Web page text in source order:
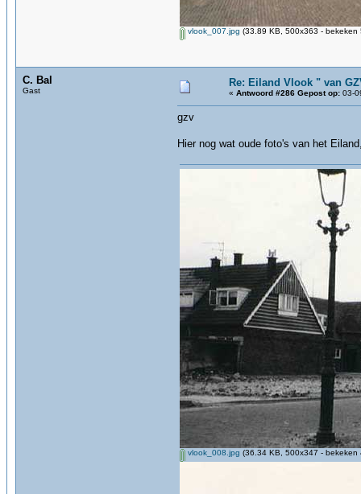
vlook_007.jpg (33.89 KB, 500x363 - bekeken
C. Bal
Gast
Re: Eiland Vlook " van
« Antwoord #286 Gepost op: 03-
gzv
Hier nog wat oude foto's van het
vlook_008.jpg (36.34 KB, 500x347 - bekeken